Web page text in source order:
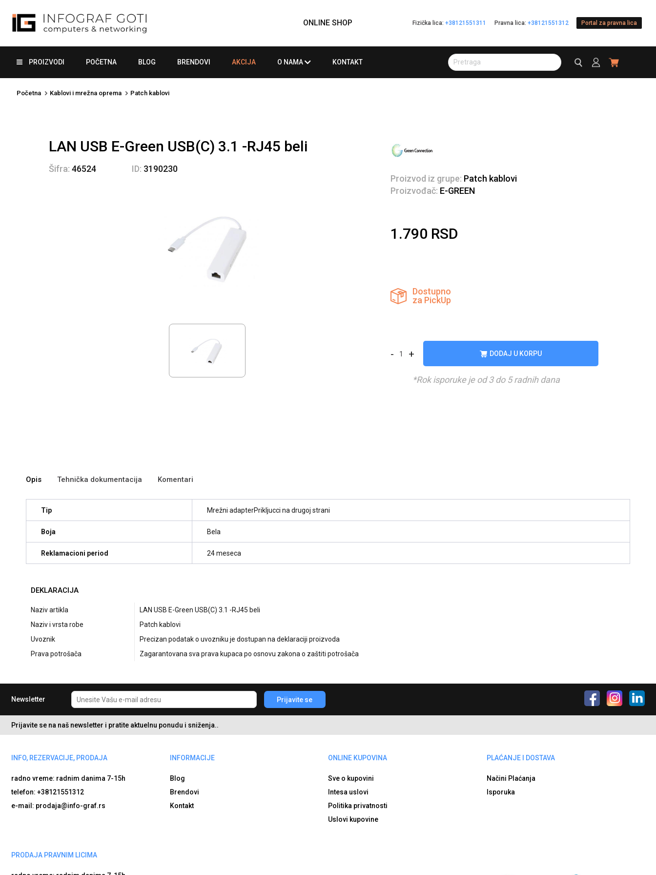
ONLINE SHOP Fizička lica: +38121551311 Pravna lica: +38121551312 Portal za pravna lica
PROIZVODI POČETNA BLOG BRENDOVI AKCIJA O NAMA KONTAKT
Početna Kablovi i mrežna oprema Patch kablovi
LAN USB E-Green USB(C) 3.1 -RJ45 beli
Šifra: 46524 ID: 3190230
Proizvod iz grupe: Patch kablovi
Proizvođač: E-GREEN
1.790 RSD
Dostupno
za PickUp
- + DODAJ U KORPU
*Rok isporuke je od 3 do 5 radnih dana
Opis Tehnička dokumentacija Komentari
Tip Mrežni adapterPrikljucci na drugoj strani
Boja Bela
Reklamacioni period 24 meseca
DEKLARACIJA
Naziv artikla
LAN USB E-Green USB(C) 3.1 -RJ45 beli
Naziv i vrsta robe
Patch kablovi
Uvoznik
Precizan podatak o uvozniku je dostupan na deklaraciji proizvoda
Prava potrošača
Zagarantovana sva prava kupaca po osnovu zakona o zaštiti potrošača
Newsletter Prijavite se
Prijavite se na naš newsletter i pratite aktuelnu ponudu i sniženja..
INFO, REZERVACIJE, PRODAJA
radno vreme: radnim danima 7-15h
telefon: +38121551312
e-mail: prodaja@info-graf.rs
PRODAJA PRAVNIM LICIMA
INFORMACIJE
Blog
Brendovi
Kontakt
ONLINE KUPOVINA
Sve o kupovini
Intesa uslovi
Politika privatnosti
Uslovi kupovine
PLAĆANJE I DOSTAVA
Načini Plaćanja
Isporuka